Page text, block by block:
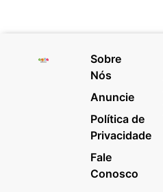
Sobre
Nós
Anuncie
Política de
Privacidade
Fale
Conosco